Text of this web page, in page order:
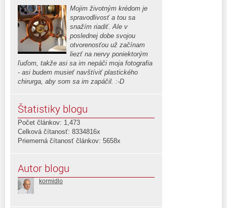
Mojim životným krédom je
spravodlivosť a tou sa
snažím riadiť. Ale v
poslednej dobe svojou
otvorenosťou už začínam
liezť na nervy poniektorým
ľuďom, takže asi sa im nepáči moja fotografia
- asi budem musieť navštíviť plastického
chirurga, aby som sa im zapáčil. :-D
Štatistiky blogu
Počet článkov: 1,473
Celková čítanosť: 8334816x
Priemerná čítanosť článkov: 5658x
Autor blogu
kormidlo